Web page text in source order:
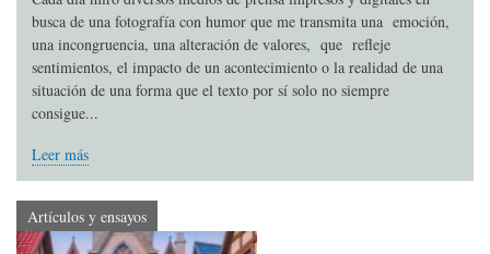
busca de una fotografía con humor que me transmita una emoción,
una incongruencia, una alteración de valores, que refleje
sentimientos, el impacto de un acontecimiento o la realidad de una
situación de una forma que el texto por sí solo no siempre
consigue...
Leer más
Artículos y ensayos